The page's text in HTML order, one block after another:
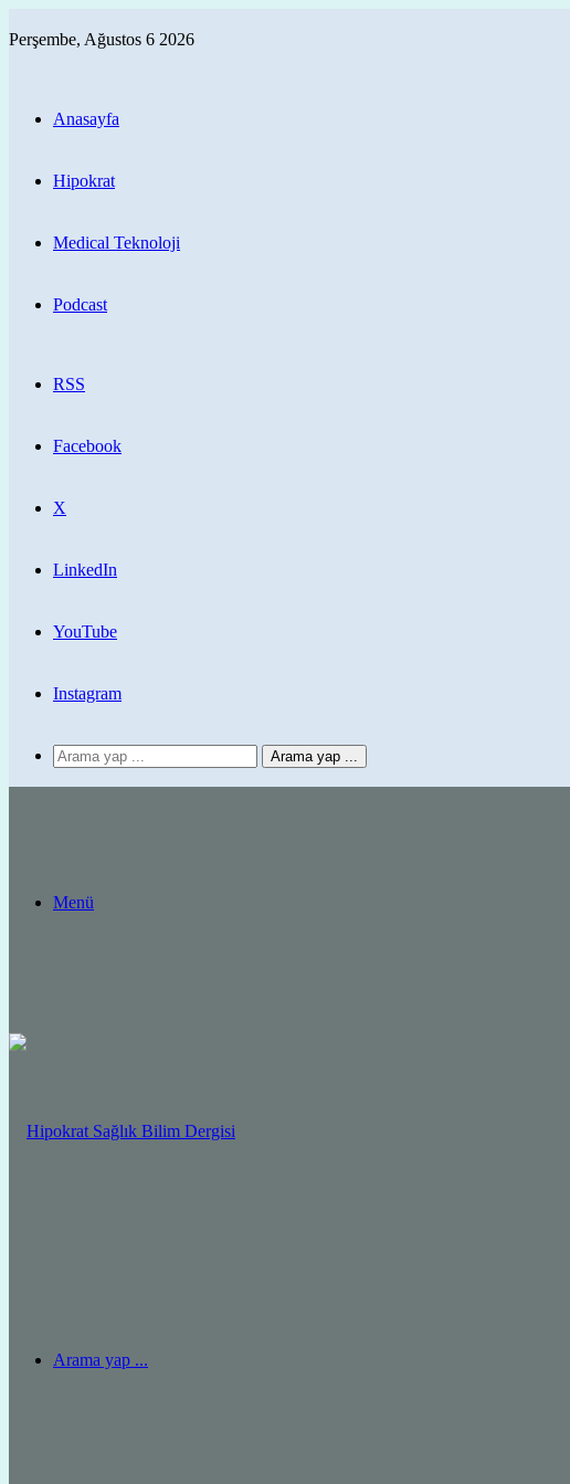
Perşembe, Ağustos 6 2026
Anasayfa
Hipokrat
Medical Teknoloji
Podcast
RSS
Facebook
X
LinkedIn
YouTube
Instagram
Arama yap ...
Menü
Arama yap ...